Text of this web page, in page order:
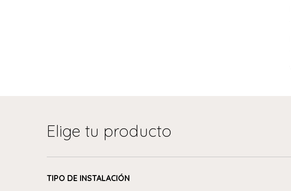
Elige tu producto
TIPO DE INSTALACIÓN